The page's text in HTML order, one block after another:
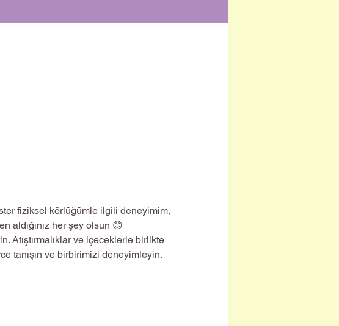
aldığınız her şey olsun 😊
tanışın ve birbirimizi deneyimleyin.